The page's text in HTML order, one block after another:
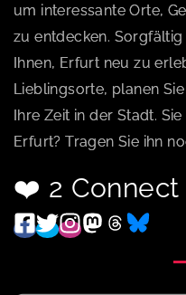
um interessante Orte,
zu entdecken.
Ihnen, Erfurt neu zu
Lieblingsorte, planen
Ihre Zeit in der Stadt.
Erfurt? Tragen Sie ihn
❤️ 2 Connect